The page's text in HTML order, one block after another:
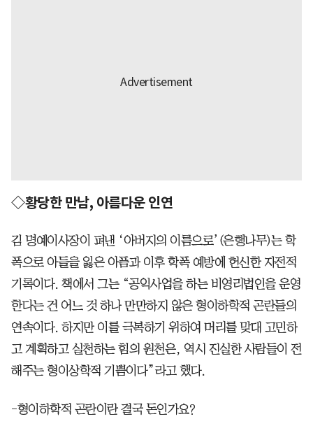
◇황당한 만남, 아름다운 인연
김 명예이사장이 펴낸 ‘아버지의 이름으로’(은행나무)는 학
폭으로 아들을 잃은 아픔과 이후 학폭 예방에 헌신한 자전적
기록이다. 책에서 그는 “공익사업을 하는 비영리법인을 운영
한다는 건 어느 것 하나 만만하지 않은 형이하학적 곤란들의
연속이다. 하지만 이를 극복하기 위하여 머리를 맞대 고민하
고 계획하고 실천하는 힘의 원천은, 역시 진실한 사람들이 전
해주는 형이상학적 기쁨이다”라고 했다.
-형이하학적 곤란이란 결국 돈인가요?